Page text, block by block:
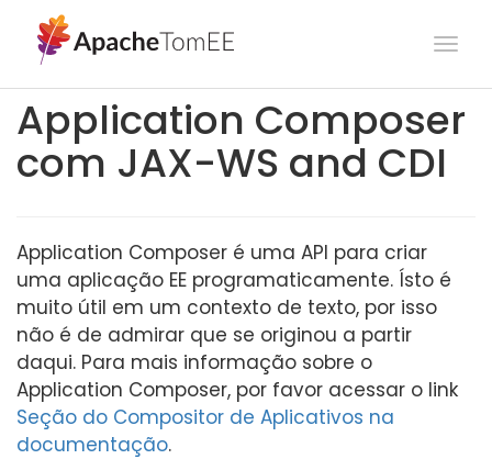
Application Composer
com JAX-WS and CDI
Application Composer é uma API para criar
uma aplicação EE programaticamente. Ísto é
muito útil em um contexto de texto, por isso
não é de admirar que se originou a partir
daqui. Para mais informação sobre o
Application Composer, por favor acessar o link
Seção do Compositor de Aplicativos na
documentação.